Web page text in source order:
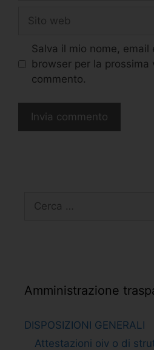
Salva il mio nome,
browser per la prossima
commento.
Amministrazione
DISPOSIZIONI GENERALI
Attestazioni oiv o di